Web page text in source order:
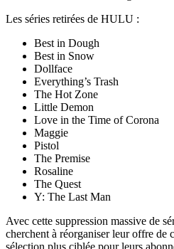
Les séries retirées de HULU :
Best in Dough
Best in Snow
Dollface
Everything’s Trash
The Hot Zone
Little Demon
Love in the Time of Corona
Maggie
Pistol
The Premise
Rosaline
The Quest
Y: The Last Man
Avec cette suppression massive de
cherchent à réorganiser leur offre de
sélection plus ciblée pour leurs